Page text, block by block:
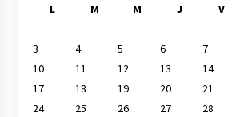
L
M M J V
3
4 5 6 7
10
11 12 13 14
17
18 19 20 21
24
25 26 27 28